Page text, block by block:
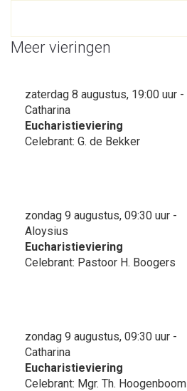
Meer vieringen
zaterdag 8 augustus, 19:00 uur -
Catharina
Eucharistieviering
Celebrant: G. de Bekker
zondag 9 augustus, 09:30 uur -
Aloysius
Eucharistieviering
Celebrant: Pastoor H. Boogers
zondag 9 augustus, 09:30 uur -
Catharina
Eucharistieviering
Celebrant: Mgr. Th. Hoogenboom